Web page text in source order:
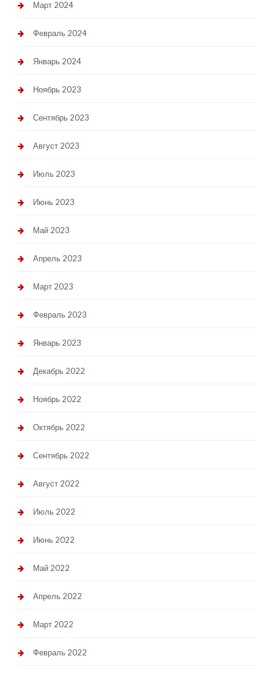
Март 2024
Февраль 2024
Январь 2024
Ноябрь 2023
Сентябрь 2023
Август 2023
Июль 2023
Июнь 2023
Май 2023
Апрель 2023
Март 2023
Февраль 2023
Январь 2023
Декабрь 2022
Ноябрь 2022
Октябрь 2022
Сентябрь 2022
Август 2022
Июль 2022
Июнь 2022
Май 2022
Апрель 2022
Март 2022
Февраль 2022